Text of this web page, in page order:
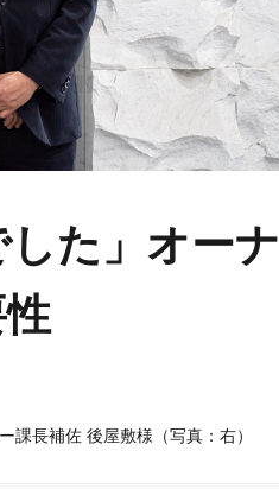
た」オーナ
長補佐 後屋敷様（写真：右）